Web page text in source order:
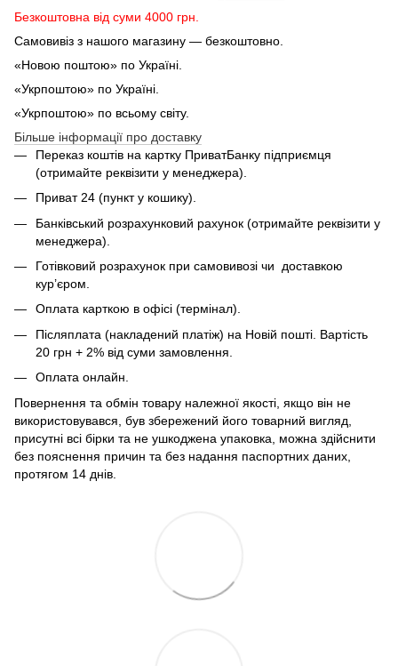
Безкоштовна від суми 4000 грн.
Самовивіз з нашого магазину — безкоштовно.
«Новою поштою» по Україні.
«Укрпоштою» по Україні.
«Укрпоштою» по всьому світу.
Більше інформації про доставку
Переказ коштів на картку ПриватБанку підприємця
(отримайте реквізити у менеджера).
Приват 24 (пункт у кошику).
Банківський розрахунковий рахунок (отримайте реквізити у
менеджера).
Готівковий розрахунок при самовивозі чи доставкою
кур’єром.
Оплата карткою в офісі (термінал).
Післяплата (накладений платіж) на Новій пошті. Вартість
20 грн + 2% від суми замовлення.
Оплата онлайн.
Повернення та обмін товару належної якості, якщо він не
використовувався, був збережений його товарний вигляд,
присутні всі бірки та не ушкоджена упаковка, можна здійснити
без пояснення причин та без надання паспортних даних,
протягом 14 днів.